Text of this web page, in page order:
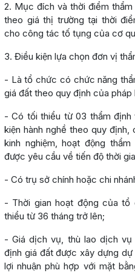
2. Mục đích và thời điểm
theo giá thị trường tại thời
cho công tác tố tụng của cơ
3. Điều kiện lựa chọn đơn vị
- Là tổ chức có chức năng
giá đất theo quy định của pháp
- Có tối thiểu từ 03 thẩm định
kiện hành nghề theo quy
kinh nghiệm, hoạt động
được yêu cầu về tiến độ thời
- Có trụ sở chính hoặc chi
- Thời gian hoạt động của
thiểu từ 36 tháng trở lên;
- Giá dịch vụ, thù lao dịch
định giá đất được xây dựng
lợi nhuận phù hợp với mặt